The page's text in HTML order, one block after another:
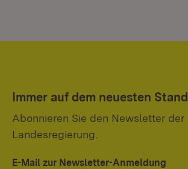
Immer auf dem neuesten Stand
Abonnieren Sie den Newsletter der
Landesregierung.
E-Mail zur Newsletter-Anmeldung